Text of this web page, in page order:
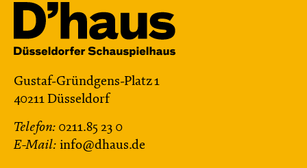
Gustaf-Gründgens-Platz 1
40211 Düsseldorf
Telefon: 0211.85 23 0
E-Mail: info@dhaus.de